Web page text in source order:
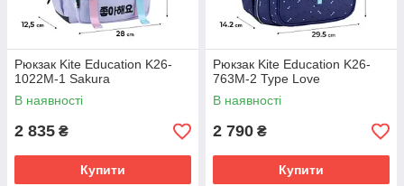
Рюкзак Kite Education K26-
1022M-1 Sakura
В наявності
2 835 ₴
Купити
Рюкзак Kite Education K26-
763M-2 Type Love
В наявності
2 790 ₴
Купити